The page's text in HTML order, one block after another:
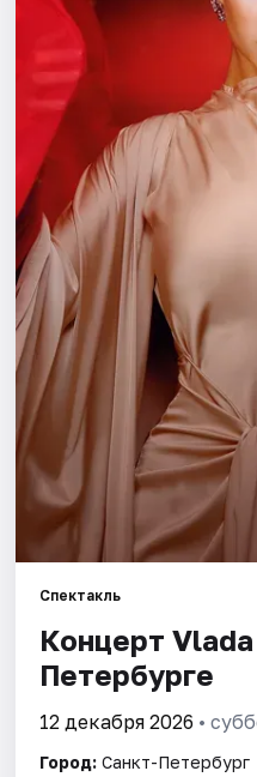
Спорт
События
Города
Площадки
Артисты
Рейтинги
Спектакль
Концерт
Петербурге
12 декабря 2026 •
Город: Санкт-Петербург